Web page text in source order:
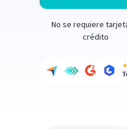
No se requiere
crédito